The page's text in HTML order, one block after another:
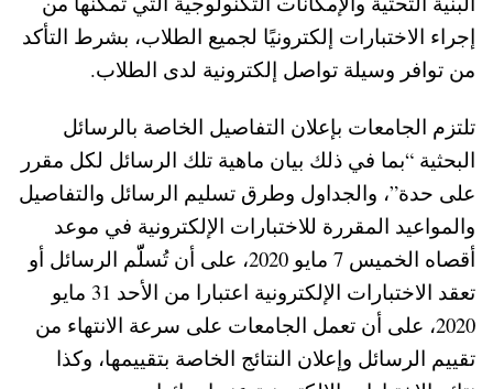
إجراء الاختبارات إلكترونيًا لجميع الطلاب، بشرط التأكد
من توافر وسيلة تواصل إلكترونية لدى الطلاب.
تلتزم الجامعات بإعلان التفاصيل الخاصة بالرسائل
البحثية “بما في ذلك بيان ماهية تلك الرسائل لكل مقرر
على حدة”، والجداول وطرق تسليم الرسائل والتفاصيل
والمواعيد المقررة للاختبارات الإلكترونية في موعد
أقصاه الخميس 7 مايو 2020، على أن تُسلّّم الرسائل أو
تعقد الاختبارات الإلكترونية اعتبارا من الأحد 31 مايو
2020، على أن تعمل الجامعات على سرعة الانتهاء من
تقييم الرسائل وإعلان النتائج الخاصة بتقييمها، وكذا